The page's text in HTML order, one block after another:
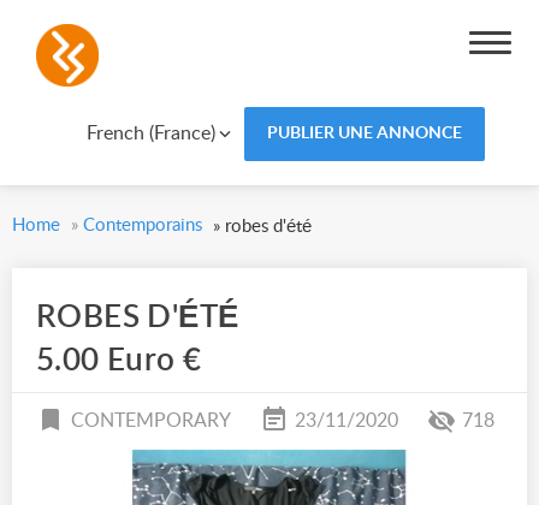
French (France) PUBLIER UNE ANNONCE
Home » Contemporains » robes d'été
ROBES D'ÉTÉ
5.00 Euro €
CONTEMPORARY 23/11/2020 718